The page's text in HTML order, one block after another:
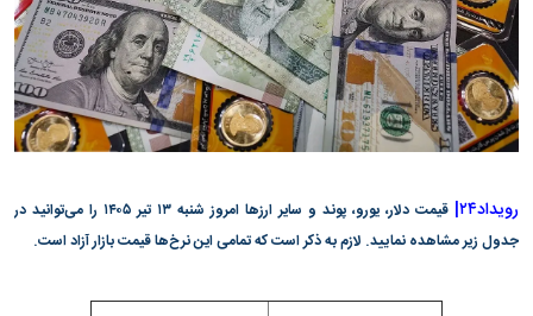
رویداد۲۴|
قیمت دلار، یورو، پوند و سایر ارز‌ها امروز شنبه ۱۳ تیر ۱۴۰۵ را می‌توانید در
جدول زیر مشاهده نمایید. لازم به ذکر است که تمامی این نرخ‌ها قیمت بازار آزاد است.